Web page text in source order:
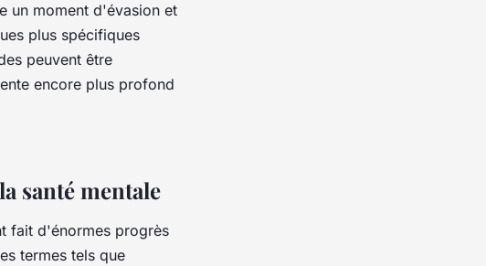
un moment d'évasion et
plus spécifiques
peuvent être
encore plus profond
santé mentale
fait d'énormes progrès
termes tels que